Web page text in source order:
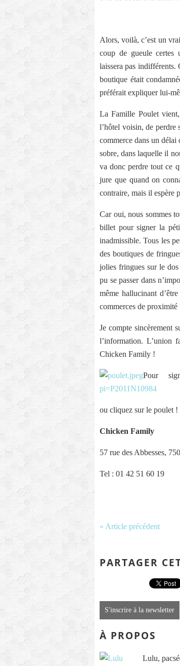
Alors, voilà, c’est un
coup de gueule certes
laissera pas indifférents.
boutique était
préférait expliquer lui-
La Famille Poulet
l’hôtel voisin, de perdre
commerce dans un délai
sobre, dans laquelle il
va donc perdre tout ce
jure que quand on
contraire, mais il espère
Car oui, nous sommes
billet pour signer la
inadmissible. Tous les
des boutiques de
jolies fringues sur le
pu se passer dans
même hallucinant
commerces de proximité
Je compte sincèrement
l’information. L’union
Chicken Family !
Pour
pi=P2011N10984
ou cliquez sur le poulet !
Chicken Family
57 rue des Abbesses,
Tel : 01 42 51 60 19
« Article précédent
PARTAGER
S'inscrire à la newsletter
À PROPOS
Lulu,